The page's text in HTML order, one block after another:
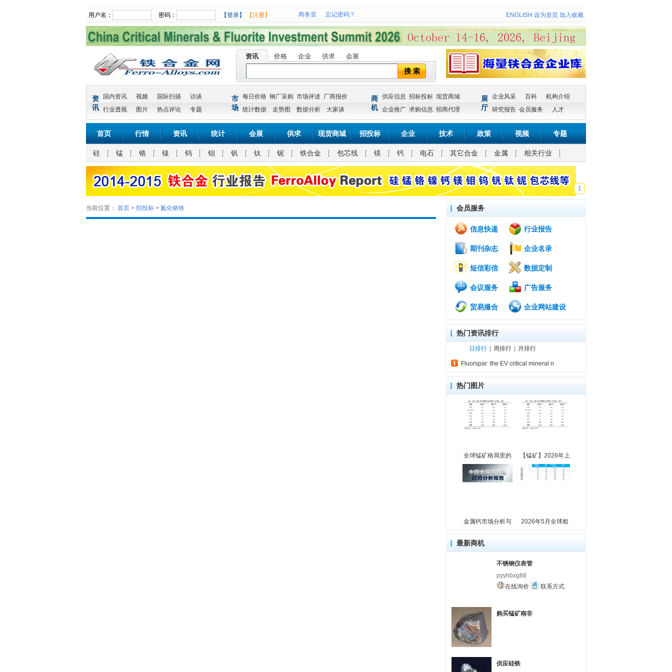
用户名： 密码： 【登录】 【注册】 商务室 忘记密码？ ENGLISH 设为首页 加入收藏
资讯 价格 企业 供求 会展
搜 索
资
讯
国内资讯 视频 国际扫描
访谈
行业透视
图片 热点评论 专题
市
场
每日价格 钢厂采购 市场评述 厂商报价
统计数据
走势图 数据分析 大家谈
商
机
供应信息 招标投标 现货商城
企业推广 求购信息 招商代理
展
厅
企业风采 百科
机构介绍
研究报告 会员服务 人才
首页 行情 资讯 统计 会展 供求 现货商城 招投标 企业 技术 政策 视频 专题
硅 锰 铬 镍 钨 钼 钒 钛 铌 铁合金 包芯线 镁 钙 电石 其它合金 金属 相关行业
1
当前位置： 首页 > 招投标 > 氮化铬铁 会员服务
信息快递 行业报告
期刊杂志 企业名录
短信彩信 数据定制
会议服务 广告服务
贸易撮合 企业网站建设
热门资讯排行
日排行 周排行 月排行
Fluorspar: the EV critical mineral n
热门图片
全球锰矿格局里的 【锰矿】2026年上
金属钙市场分析与 2026年5月全球粗
最新商机
不锈钢仪表管
pyyhbxg88
在线询价
联系方式
购买锰矿南非
供应硅铁